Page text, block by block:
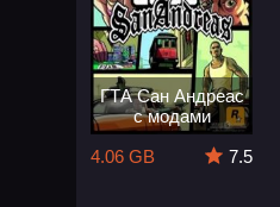
ГТА Сан Андреас
с модами
4.06 GB
7.5